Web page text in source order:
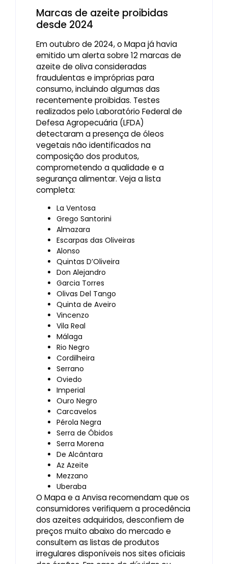
Marcas de azeite proibidas
desde 2024
Em outubro de 2024, o Mapa já havia
emitido um alerta sobre 12 marcas de
azeite de oliva consideradas
fraudulentas e impróprias para
consumo, incluindo algumas das
recentemente proibidas. Testes
realizados pelo Laboratório Federal de
Defesa Agropecuária (LFDA)
detectaram a presença de óleos
vegetais não identificados na
composição dos produtos,
comprometendo a qualidade e a
segurança alimentar. Veja a lista
completa:
La Ventosa
Grego Santorini
Almazara
Escarpas das Oliveiras
Alonso
Quintas D’Oliveira
Don Alejandro
Garcia Torres
Olivas Del Tango
Quinta de Aveiro
Vincenzo
Vila Real
Málaga
Rio Negro
Cordilheira
Serrano
Oviedo
Imperial
Ouro Negro
Carcavelos
Pérola Negra
Serra de Óbidos
Serra Morena
De Alcântara
Az Azeite
Mezzano
Uberaba
O Mapa e a Anvisa recomendam que os
consumidores verifiquem a procedência
dos azeites adquiridos, desconfiem de
preços muito abaixo do mercado e
consultem as listas de produtos
irregulares disponíveis nos sites oficiais